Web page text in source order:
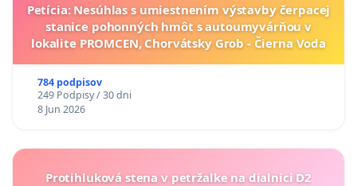
Petícia: Nesúhlas s umiestnením výstavby čerpacej
stanice pohonných hmôt s autoumyvárňou v
lokalite PROMCEN, Chorvátsky Grob - Čierna Voda
784 podpisov
249 Podpisy / 30 dni
8 Jun 2026
Protihluková stena v petržalke na dialnici D2